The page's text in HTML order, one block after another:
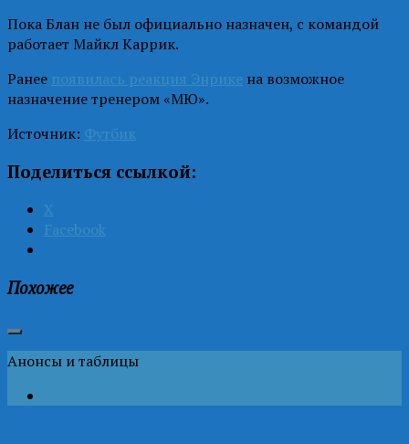
Пока Блан не был официально назначен, с командой
работает Майкл Каррик.
Ранее появилась реакция Энрике на возможное
назначение тренером «МЮ».
Источник: Футбик
Поделиться ссылкой:
X
Facebook
Похожее
Анонсы и таблицы